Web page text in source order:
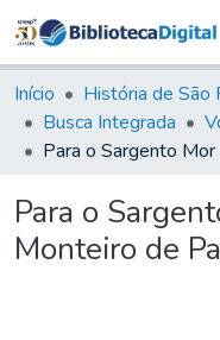
Início História de São
Busca Integrada
Para o
Monteiro de